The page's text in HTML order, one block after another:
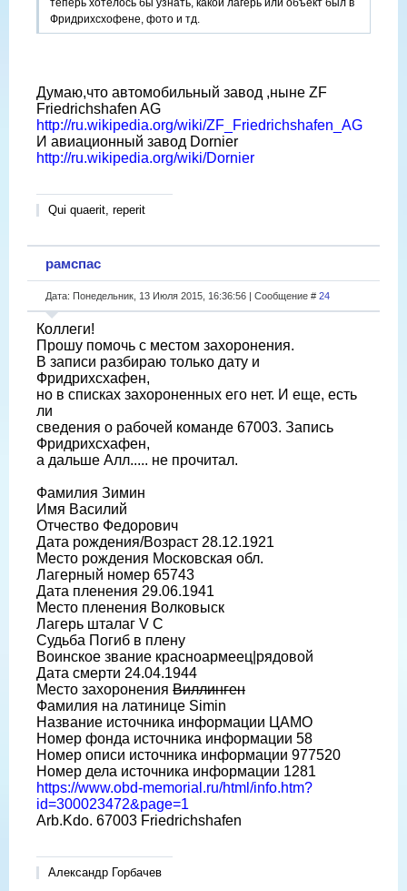
теперь хотелось бы узнать, какой лагерь или объект был в
Фридрихсхофене, фото и тд.
Думаю,что автомобильный завод ,ныне ZF
Friedrichshafen AG
http://ru.wikipedia.org/wiki/ZF_Friedrichshafen_AG
И авиационный завод Dornier
http://ru.wikipedia.org/wiki/Dornier
Qui quaerit, reperit
рамспас
Дата: Понедельник, 13 Июля 2015, 16:36:56 | Сообщение # 24
Коллеги!
Прошу помочь с местом захоронения.
В записи разбираю только дату и
Фридрихсхафен,
но в списках захороненных его нет. И еще, есть
ли
сведения о рабочей команде 67003. Запись
Фридрихсхафен,
а дальше Алл..... не прочитал.
Фамилия Зимин
Имя Василий
Отчество Федорович
Дата рождения/Возраст 28.12.1921
Место рождения Московская обл.
Лагерный номер 65743
Дата пленения 29.06.1941
Место пленения Волковыск
Лагерь шталаг V C
Судьба Погиб в плену
Воинское звание красноармеец|рядовой
Дата смерти 24.04.1944
Место захоронения Виллинген
Фамилия на латинице Simin
Название источника информации ЦАМО
Номер фонда источника информации 58
Номер описи источника информации 977520
Номер дела источника информации 1281
https://www.obd-memorial.ru/html/info.htm?
id=300023472&page=1
Arb.Kdo. 67003 Friedrichshafen
Александр Горбачев